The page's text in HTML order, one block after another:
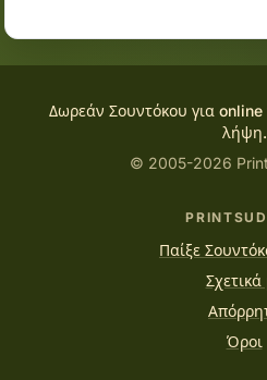
Δωρεάν Σουντόκου για online
λήψη.
© 2005-2026
Παίξε
Σχετικά
Όροι